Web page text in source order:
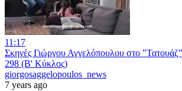
11:17
Σκηνές Γιώργου Αγγελόπουλου στο
298 (Β' Κύκλος)
giorgosaggelopoulos_news
7 years ago